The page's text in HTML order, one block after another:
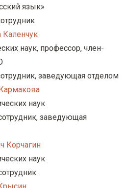
язык»
наук, профессор, член-
заведующая отделом
наук
заведующая
Корчагин
наук